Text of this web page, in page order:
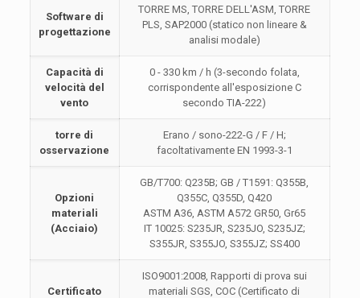
Software di
progettazione
TORRE MS, TORRE DELL'ASM, TORRE
PLS, SAP2000 (statico non lineare &
analisi modale)
Capacità di
velocità del
vento
0 - 330 km / h (3-secondo folata,
corrispondente all'esposizione C
secondo TIA-222)
torre di
osservazione
Erano / sono-222-G / F / H;
facoltativamente EN 1993-3-1
Opzioni
materiali
(Acciaio)
GB/T700: Q235B; GB / T1591: Q355B,
Q355C, Q355D, Q420
ASTM A36, ASTM A572 GR50, Gr65
IT 10025: S235JR, S235JO, S235JZ;
S355JR, S355JO, S355JZ; SS400
Certificato
ISO9001:2008, Rapporti di prova sui
materiali SGS, COC (Certificato di